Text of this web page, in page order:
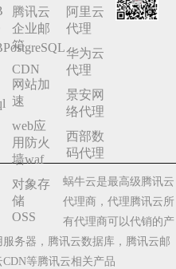
腾讯云
企业邮
箱
CDN
网站加
速
web应
用防火
墙waf
对象存
储
OSS
阿里云
代理
华为云
代理
景安网
络代理
西部数
码代理
蜗牛云是最高级腾讯云
代理商，代理腾讯云所
有代理商可以代销的产
务器，腾讯云数据库，腾讯云邮
等腾讯云相关产品